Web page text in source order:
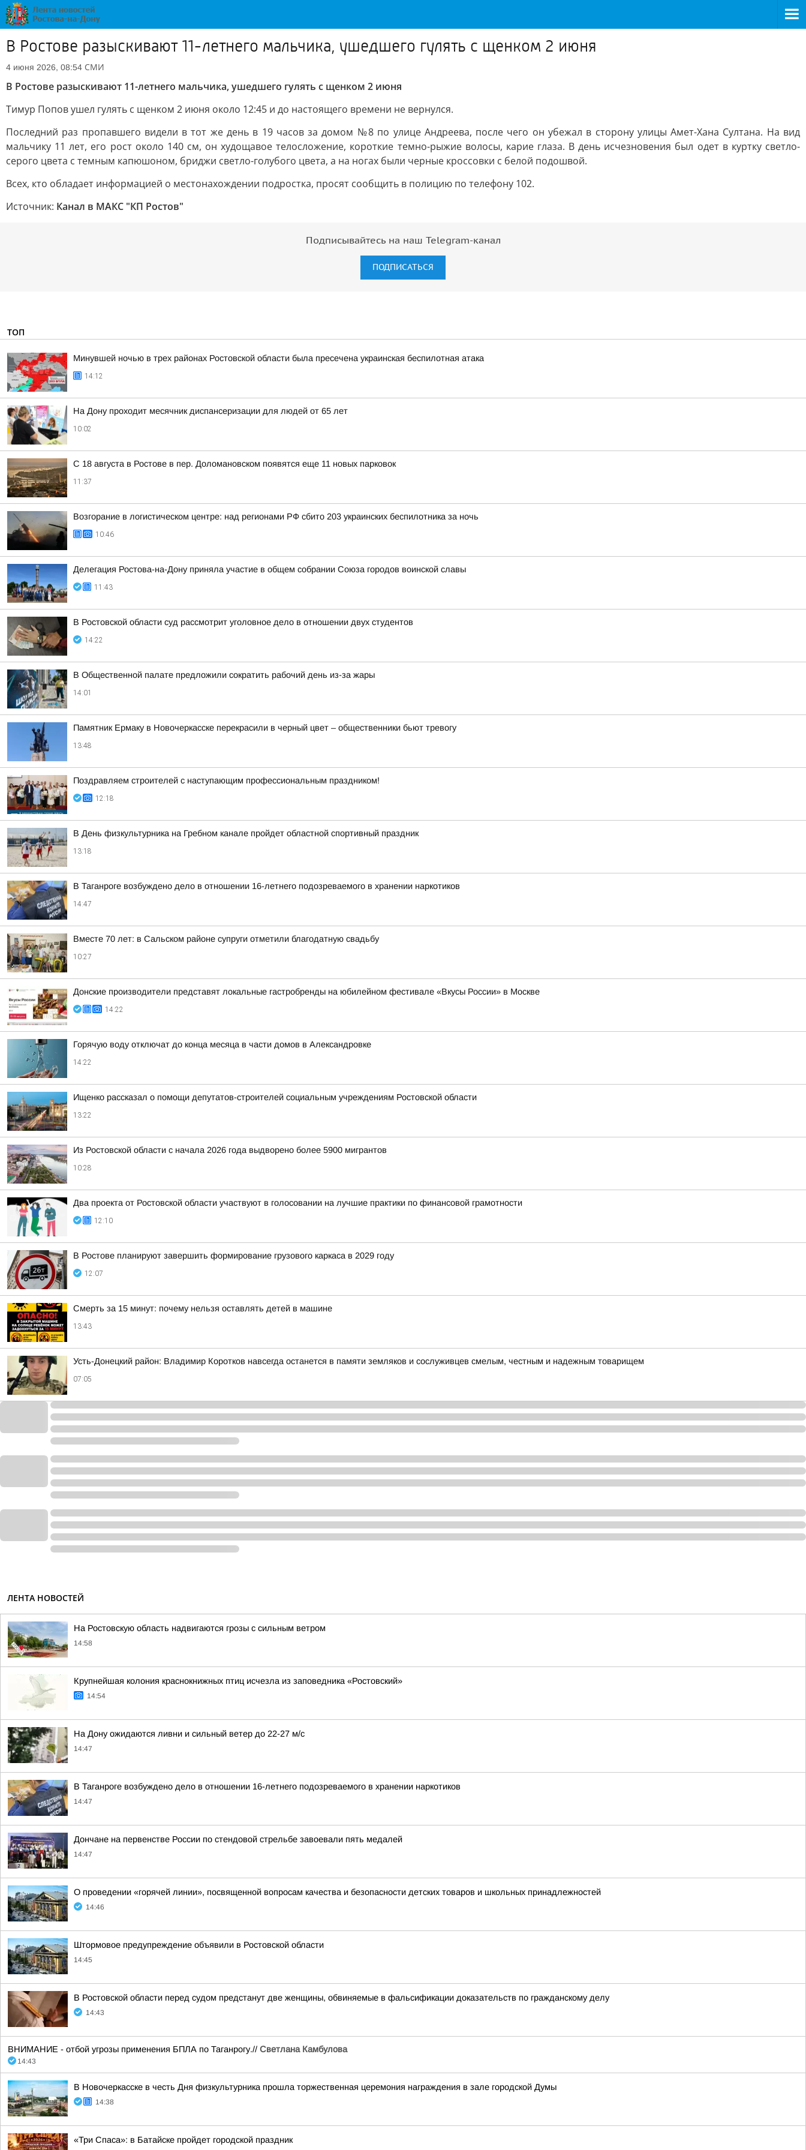
В Ростове разыскивают 11-летнего мальчика, ушедшего гулять с щенком 2 июня
4 июня 2026, 08:54 СМИ
В Ростове разыскивают 11-летнего мальчика, ушедшего гулять с щенком 2 июня
Тимур Попов ушел гулять с щенком 2 июня около 12:45 и до настоящего времени не вернулся.
Последний раз пропавшего видели в тот же день в 19 часов за домом №8 по улице Андреева, после чего он убежал в сторону улицы Амет-Хана Султана. На вид
мальчику 11 лет, его рост около 140 см, он худощавое телосложение, короткие темно-рыжие волосы, карие глаза. В день исчезновения был одет в куртку светло-
серого цвета с темным капюшоном, бриджи светло-голубого цвета, а на ногах были черные кроссовки с белой подошвой.
Всех, кто обладает информацией о местонахождении подростка, просят сообщить в полицию по телефону 102.
Источник: Канал в МАКС "КП Ростов"
Подписывайтесь на наш Telegram-канал
ПОДПИСАТЬСЯ
ТОП
Минувшей ночью в трех районах Ростовской области была пресечена украинская беспилотная атака
14:12
На Дону проходит месячник диспансеризации для людей от 65 лет
10:02
С 18 августа в Ростове в пер. Доломановском появятся еще 11 новых парковок
11:37
Возгорание в логистическом центре: над регионами РФ сбито 203 украинских беспилотника за ночь
10:46
Делегация Ростова-на-Дону приняла участие в общем собрании Союза городов воинской славы
11:43
В Ростовской области суд рассмотрит уголовное дело в отношении двух студентов
14:22
В Общественной палате предложили сократить рабочий день из-за жары
14:01
Памятник Ермаку в Новочеркасске перекрасили в черный цвет – общественники бьют тревогу
13:48
Поздравляем строителей с наступающим профессиональным праздником!
12:18
В День физкультурника на Гребном канале пройдет областной спортивный праздник
13:18
В Таганроге возбуждено дело в отношении 16-летнего подозреваемого в хранении наркотиков
14:47
Вместе 70 лет: в Сальском районе супруги отметили благодатную свадьбу
10:27
Донские производители представят локальные гастробренды на юбилейном фестивале «Вкусы России» в Москве
14:22
Горячую воду отключат до конца месяца в части домов в Александровке
14:22
Ищенко рассказал о помощи депутатов-строителей социальным учреждениям Ростовской области
13:22
Из Ростовской области с начала 2026 года выдворено более 5900 мигрантов
10:28
Два проекта от Ростовской области участвуют в голосовании на лучшие практики по финансовой грамотности
12:10
В Ростове планируют завершить формирование грузового каркаса в 2029 году
12:07
Смерть за 15 минут: почему нельзя оставлять детей в машине
13:43
Усть-Донецкий район: Владимир Коротков навсегда останется в памяти земляков и сослуживцев смелым, честным и надежным товарищем
07:05
ЛЕНТА НОВОСТЕЙ
На Ростовскую область надвигаются грозы с сильным ветром
14:58
Крупнейшая колония краснокнижных птиц исчезла из заповедника «Ростовский»
14:54
На Дону ожидаются ливни и сильный ветер до 22-27 м/с
14:47
В Таганроге возбуждено дело в отношении 16-летнего подозреваемого в хранении наркотиков
14:47
Дончане на первенстве России по стендовой стрельбе завоевали пять медалей
14:47
О проведении «горячей линии», посвященной вопросам качества и безопасности детских товаров и школьных принадлежностей
14:46
Штормовое предупреждение объявили в Ростовской области
14:45
В Ростовской области перед судом предстанут две женщины, обвиняемые в фальсификации доказательств по гражданскому делу
14:43
ВНИМАНИЕ - отбой угрозы применения БПЛА по Таганрогу.// Светлана Камбулова
14:43
В Новочеркасске в честь Дня физкультурника прошла торжественная церемония награждения в зале городской Думы
14:38
«Три Спаса»: в Батайске пройдет городской праздник